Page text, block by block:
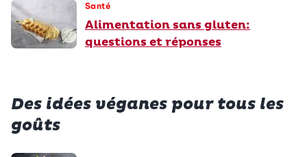
Santé
Alimentation sans gluten:
questions et réponses
Des idées véganes pour tous les
goûts